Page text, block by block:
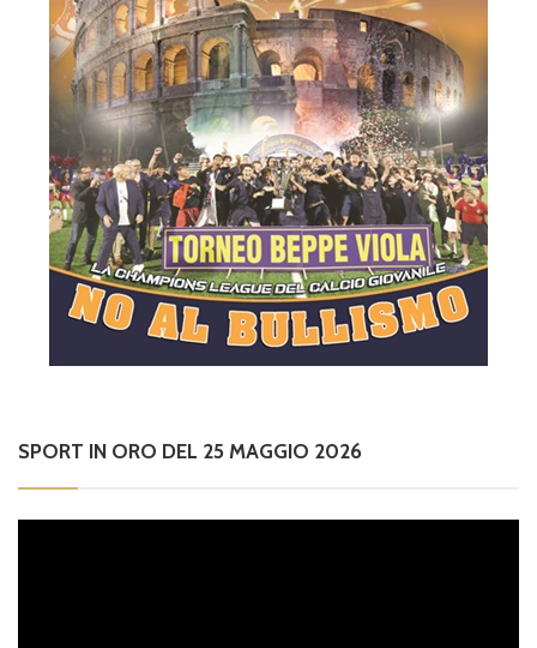
SPORT IN ORO DEL 25 MAGGIO 2026